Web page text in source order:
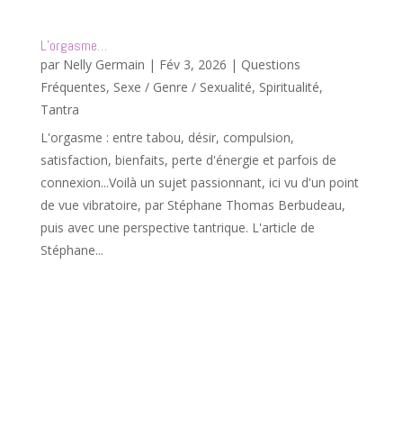
L’orgasme…
par Nelly Germain | Fév 3, 2026 | Questions
Fréquentes, Sexe / Genre / Sexualité, Spiritualité,
Tantra
L'orgasme : entre tabou, désir, compulsion,
satisfaction, bienfaits, perte d'énergie et parfois de
connexion...Voilà un sujet passionnant, ici vu d'un point
de vue vibratoire, par Stéphane Thomas Berbudeau,
puis avec une perspective tantrique. L'article de
Stéphane...